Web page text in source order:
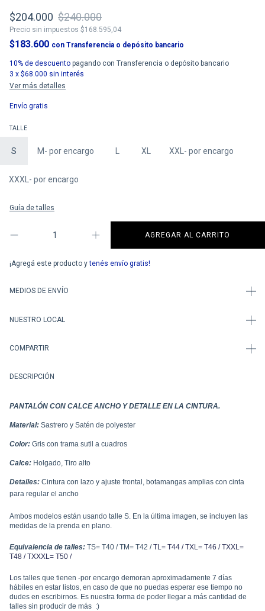
$204.000 $240.000
Precio sin impuestos $168.595,04
$183.600 con Transferencia o depósito bancario
10% de descuento pagando con Transferencia o depósito bancario
3 x $68.000 sin interés
Ver más detalles
Envío gratis
TALLE
S M- por encargo XL XXL- por encargo
XXXL- por encargo
Guía de talles
¡Agregá este producto ytenés envío gratis!
MEDIOS DE ENVÍO
NUESTRO LOCAL
COMPARTIR
DESCRIPCIÓN
PANTALÓN CON CALCE ANCHO Y DETALLE EN LA CINTURA.
Material: Sastrero y Satén de polyester
Color: Gris con trama sutil a cuadros
Calce: Holgado, Tiro alto
Detalles: Cintura con lazo y ajuste frontal, botamangas amplias con cinta
para regular el ancho
Ambos modelos están usando talle S. En la última imagen, se incluyen las
medidas de la prenda en plano.
Equivalencia de talles: TS= T40 / TM= T42 /TL= T44 / TXL= T46 /TXXL=
T48 /TXXXL= T50 /
Los talles que tienen -por encargo demoran aproximadamente 7 días
hábiles en estar listos, en caso de que no puedas esperar ese tiempo no
dudes en escribirnos. Es nuestra forma de poder llegar a más cantidad de
talles sin producir de más :)